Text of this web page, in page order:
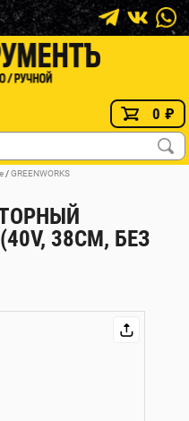
0 ₽
/GREENWORKS
(40V, 38СМ, БЕЗ